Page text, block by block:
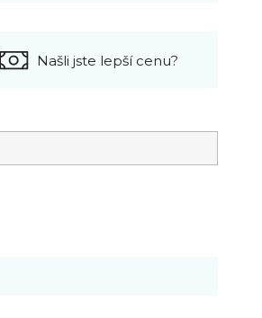
Našli jste lepší cenu?